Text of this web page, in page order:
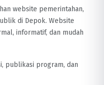
website pemerintahan,
di Depok. Website
informatif, dan mudah
publikasi program, dan